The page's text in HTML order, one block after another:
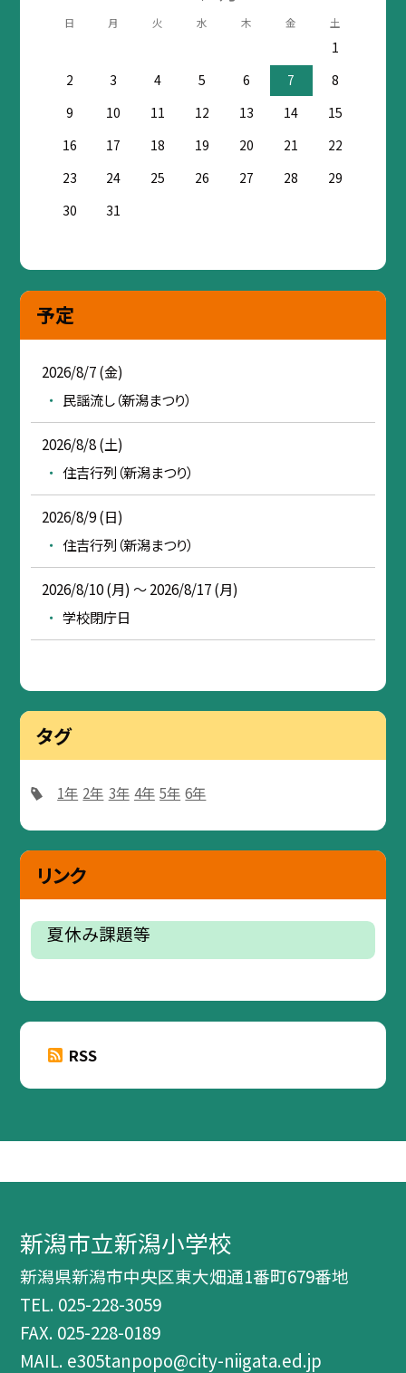
日 月 火 水 木 金 土
1
2
3 4 5 6 7
8
9
10 11 12 13 14
15
16
17 18 19 20 21
22
23
24 25 26 27 28
29
30
31
予定
2026/8/7 (金)
民謡流し（新潟まつり）
2026/8/8 (土)
住吉行列（新潟まつり）
2026/8/9 (日)
住吉行列（新潟まつり）
2026/8/10 (月) ～ 2026/8/17 (月)
学校閉庁日
タグ
1年 2年 3年 4年 5年 6年
リンク
夏休み課題等
RSS
新潟市立新潟小学校
新潟県新潟市中央区東大畑通1番町679番地
TEL. 025-228-3059
FAX. 025-228-0189
MAIL. e305tanpopo@city-niigata.ed.jp